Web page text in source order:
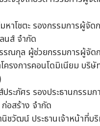
หาโชตะ รองกรรมการผู้จัด
นส์ จำกัด
รณกุล ผู้ช่วยกรรมการผู้จัด
รงการคอนโดมิเนียม บริ
ระภัศร รองประธานกรรมก
อสร้าง จำกัด
นิชวัฒน์ ประธานเจ้าหน้าที่บ